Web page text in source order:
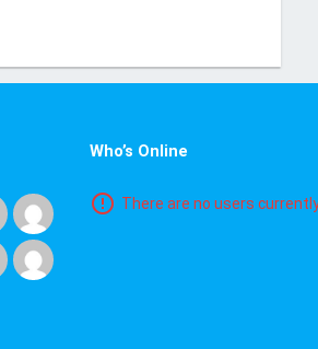
Who’s Online
There are no users